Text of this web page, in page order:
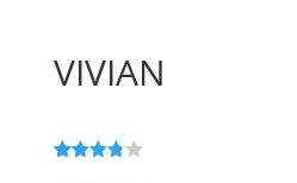
VIVIAN